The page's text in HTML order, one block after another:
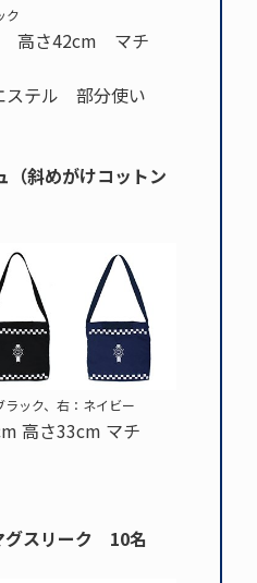
ク
高さ42cm マチ
ステル 部分使い
（斜めがけコットン
ック、右：ネイビー
高さ33cm マチ
グスリーク 10名